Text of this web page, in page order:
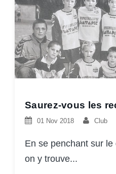
Saurez-vous les
01 Nov 2018 Club
En se penchant sur
on y trouve...